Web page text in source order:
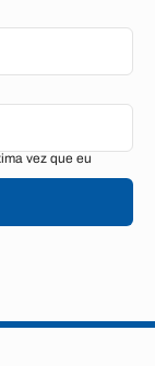
vez que eu